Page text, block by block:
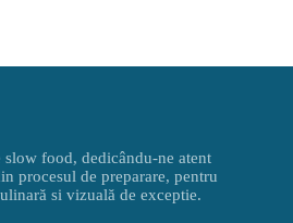
food, dedicându-ne atent
procesul de preparare, pentru
si vizuală de exceptie.